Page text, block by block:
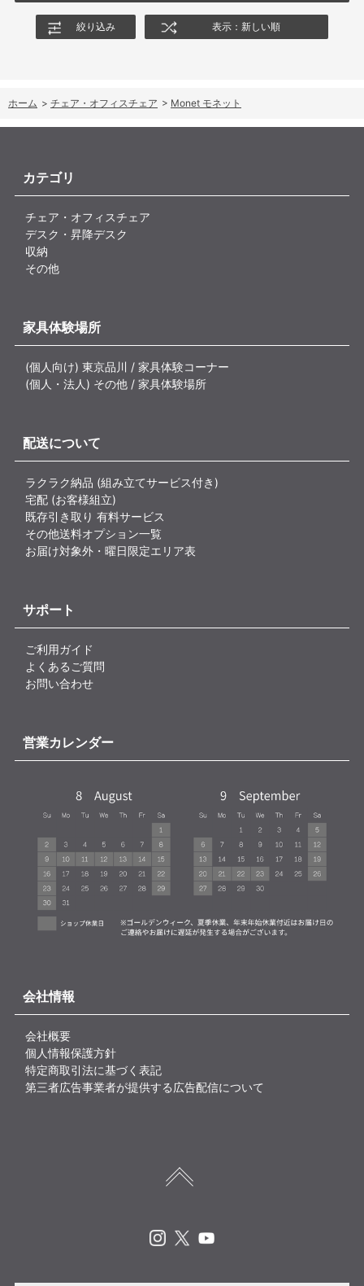
絞り込み 表示：新しい順
ホーム > チェア・オフィスチェア > Monet モネット
カテゴリ
チェア・オフィスチェア
デスク・昇降デスク
収納
その他
家具体験場所
(個人向け) 東京品川 / 家具体験コーナー
(個人・法人) その他 / 家具体験場所
配送について
ラクラク納品 (組み立てサービス付き)
宅配 (お客様組立)
既存引き取り 有料サービス
その他送料オプション一覧
お届け対象外・曜日限定エリア表
サポート
ご利用ガイド
よくあるご質問
お問い合わせ
営業カレンダー
会社情報
会社概要
個人情報保護方針
特定商取引法に基づく表記
第三者広告事業者が提供する広告配信について